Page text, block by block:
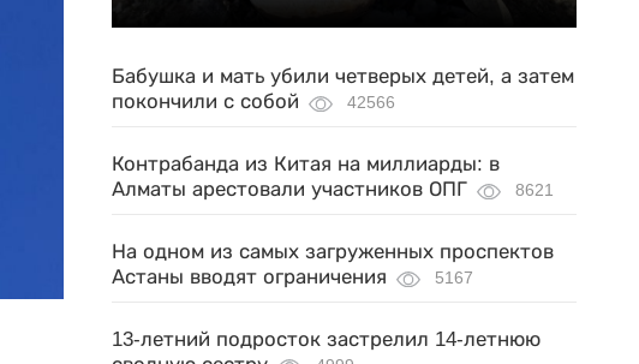
Бабушка и мать убили четверых детей, а затем
покончили с собой
42566
Контрабанда из Китая на миллиарды: в
Алматы арестовали участников ОПГ
8621
На одном из самых загруженных проспектов
Астаны вводят ограничения
5167
13-летний подросток застрелил 14-летнюю